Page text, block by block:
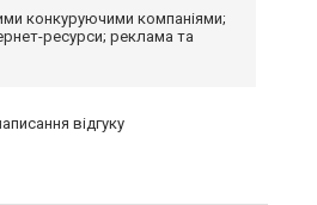
конкуруючими компаніями;
ресурси; реклама та
відгуку